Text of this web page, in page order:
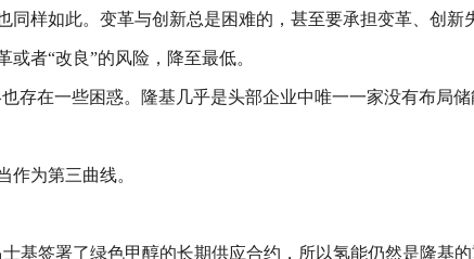
样如此。变革与创新总是困难的，甚至要承担变革、创新
者“改良”的风险，降至最低。
存在一些困惑。隆基几乎是头部企业中唯一一家没有布局
为第三曲线。
基签署了绿色甲醇的长期供应合约，所以氢能仍然是隆基